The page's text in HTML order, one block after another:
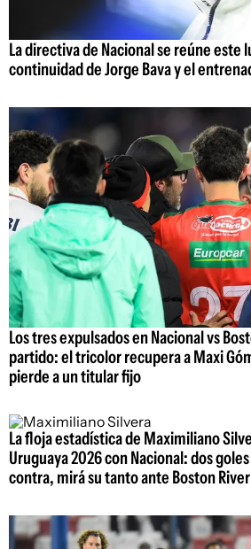
La directiva de Nacional se reúne este
continuidad de Jorge Bava y el
Los tres expulsados en Nacional vs
partido: el tricolor recupera a Maxi
pierde a un titular fijo
La floja estadística de Maximiliano
Uruguaya 2026 con Nacional: dos
contra, mirá su tanto ante Boston River